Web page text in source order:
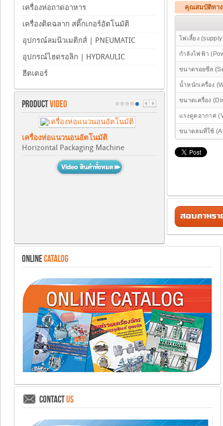
คุณสมบัติทาง
ไฟเลี้ยง
กำลังไฟฟ้า
ขนาดรอยซีล
น้ำหนักเครื่อง
ขนาดเครื่อง
แรงดูดอากาศ
ขนาดลมที่ใช้
สอบถามรา
เครื่องห่อถาดอาหาร
เครื่องติดฉลาก สติ๊กเกอร์อัตโนมัติ
อุปกรณ์ลมนิวเมติกส์ | PNEUMATIC
อุปกรณ์ไฮดรอลิก | HYDRAULIC
ฮีตเตอร์
PRODUCTVIDEO
เครื่องห่อแนวนอนอัตโนมัติ
Horizontal Packaging Machine
ONLINECATALOG
CONTACTUS